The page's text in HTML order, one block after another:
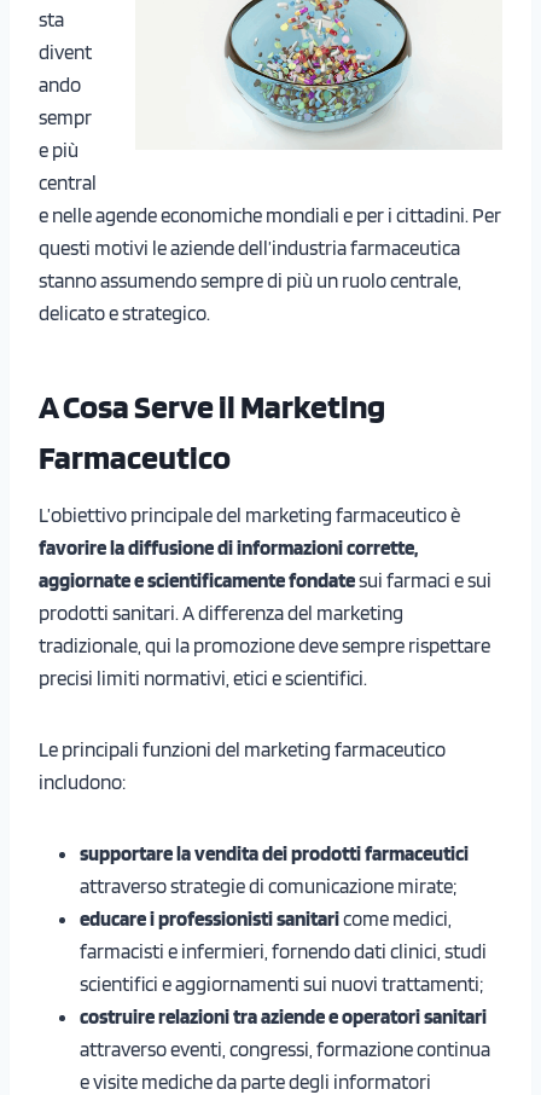
sta
divent
ando
sempr
e più
central
e nelle agende economiche mondiali e per i cittadini. Per
questi motivi le aziende dell’industria farmaceutica
stanno assumendo sempre di più un ruolo centrale,
delicato e strategico.
A Cosa Serve il Marketing
Farmaceutico
L’obiettivo principale del marketing farmaceutico è
favorire la diffusione di informazioni corrette,
aggiornate e scientificamente fondatesui farmaci e sui
prodotti sanitari. A differenza del marketing
tradizionale, qui la promozione deve sempre rispettare
precisi limiti normativi, etici e scientifici.
Le principali funzioni del marketing farmaceutico
includono:
supportare la vendita dei prodotti farmaceutici
attraverso strategie di comunicazione mirate;
educare i professionisti sanitaricome medici,
farmacisti e infermieri, fornendo dati clinici, studi
scientifici e aggiornamenti sui nuovi trattamenti;
costruire relazioni tra aziende e operatori sanitari
attraverso eventi, congressi, formazione continua
e visite mediche da parte degli informatori